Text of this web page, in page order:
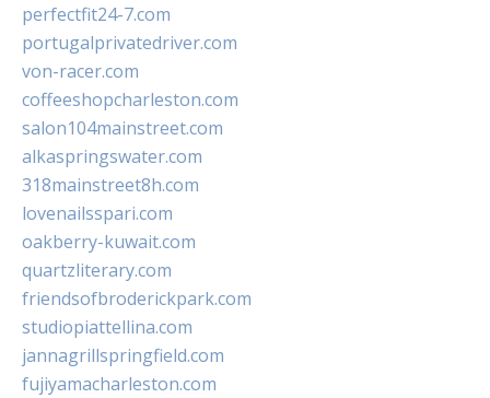
perfectfit24-7.com
portugalprivatedriver.com
von-racer.com
coffeeshopcharleston.com
salon104mainstreet.com
alkaspringswater.com
318mainstreet8h.com
lovenailsspari.com
oakberry-kuwait.com
quartzliterary.com
friendsofbroderickpark.com
studiopiattellina.com
jannagrillspringfield.com
fujiyamacharleston.com